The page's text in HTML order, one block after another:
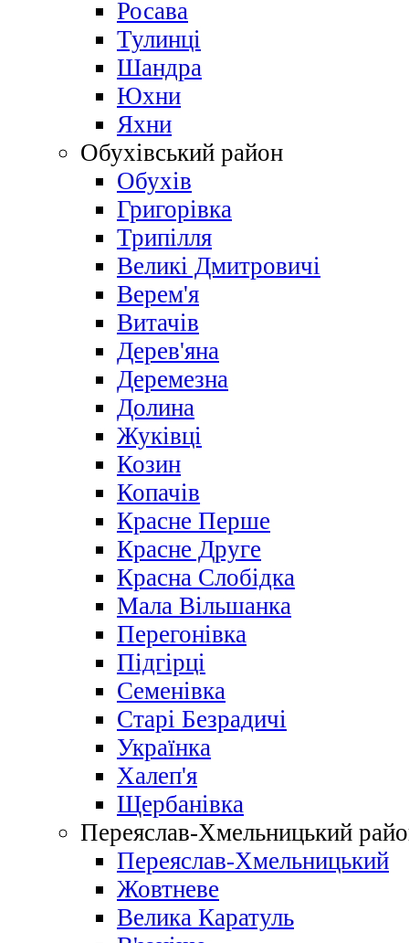
Росава
Тулинці
Шандра
Юхни
Яхни
Обухівський район
Обухів
Григорівка
Трипілля
Великі Дмитровичі
Bерем'я
Витачів
Дерев'яна
Деремезна
Долина
Жуківці
Козин
Копачів
Красне Перше
Красне Друге
Красна Слобідка
Мала Вільшанка
Перегонівка
Підгірці
Семенівка
Старі Безрадичі
Українка
Халеп'я
Щербанівка
Переяслав-Хмельницький
Переяслав-Хмельницький
Жовтневе
Велика Каратуль